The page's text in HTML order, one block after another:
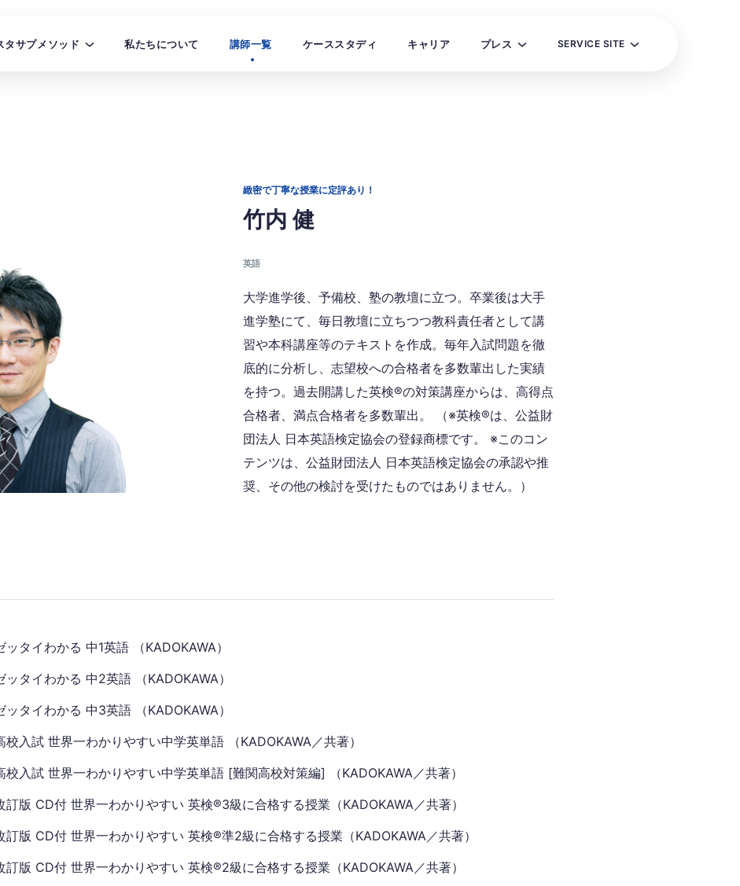
タサプメソッド 私たちについて 講師一覧 ケーススタディ キャリア プレス SERVICE SITE
緻密で丁寧な授業に定評あり！
竹内 健
英語
大学進学後、予備校、塾の教壇に立つ。卒業後は大手
進学塾にて、毎日教壇に立ちつつ教科責任者として講
習や本科講座等のテキストを作成。毎年入試問題を徹
底的に分析し、志望校への合格者を多数輩出した実績
を持つ。過去開講した英検®の対策講座からは、高得点
合格者、満点合格者を多数輩出。 （※英検®は、公益財
団法人 日本英語検定協会の登録商標です。 ※このコン
テンツは、公益財団法人 日本英語検定協会の承認や推
奨、その他の検討を受けたものではありません。）
ッタイわかる 中1英語 （KADOKAWA）
ッタイわかる 中2英語 （KADOKAWA）
ッタイわかる 中3英語 （KADOKAWA）
校入試 世界一わかりやすい中学英単語 （KADOKAWA／共著）
校入試 世界一わかりやすい中学英単語 [難関高校対策編] （KADOKAWA／共著）
訂版 CD付 世界一わかりやすい 英検®3級に合格する授業（KADOKAWA／共著）
訂版 CD付 世界一わかりやすい 英検®準2級に合格する授業（KADOKAWA／共著）
訂版 CD付 世界一わかりやすい 英検®2級に合格する授業（KADOKAWA／共著）